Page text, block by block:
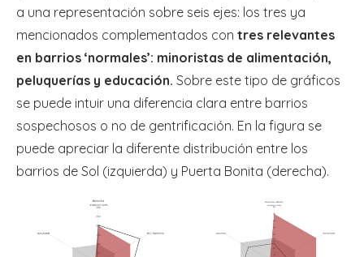
a una representación sobre seis ejes: los tres ya
mencionados complementados con tres relevantes
en barrios ‘normales’: minoristas de alimentación,
peluquerías y educación. Sobre este tipo de gráficos
se puede intuir una diferencia clara entre barrios
sospechosos o no de gentrificación. En la figura se
puede apreciar la diferente distribución entre los
barrios de Sol (izquierda) y Puerta Bonita (derecha).